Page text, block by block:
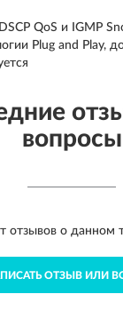
QoS и IGMP
Plug and Play,
вопросы
отзывов о данном
ОТЗЫВ ИЛИ